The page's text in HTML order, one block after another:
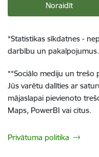
Noraidīt
*Statistikas sīkdatnes -
darbību un pakalpojumus.
**Sociālo mediju un trešo
Jūs varētu dalīties ar
mājaslapai pievienoto
Maps, PowerBI vai citus.
Privātuma politika